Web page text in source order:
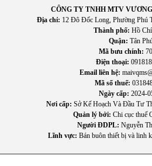
chuẩn bị nhanh gọn, phù hợp
Thực phẩm chín đều, không bị
ngấm nhiều dầu như chiên
dinh dưỡng tự nhiên.
An toàn – sạch sẽ
Không còn tình trạng bắn dầu,
sạch, nhà cửa không bị ám mùi
CÔNG TY TNHH MTV
Địa chỉ: 12 Đô Đốc Long, Phường Phú
Thành phố: Hồ
Quận: Tân
Mã bưu chính:
Điện thoại:
Email liên hệ:
Mã số thuế:
Ngày cấp: 2024-
Nơi cấp: Sở Kế Hoạch Và Đầu Tư
Quản lý bởi: Chi cục thuế
Người ĐDPL: Nguyễn
Lĩnh vực: Bán buôn thiết bị và linh